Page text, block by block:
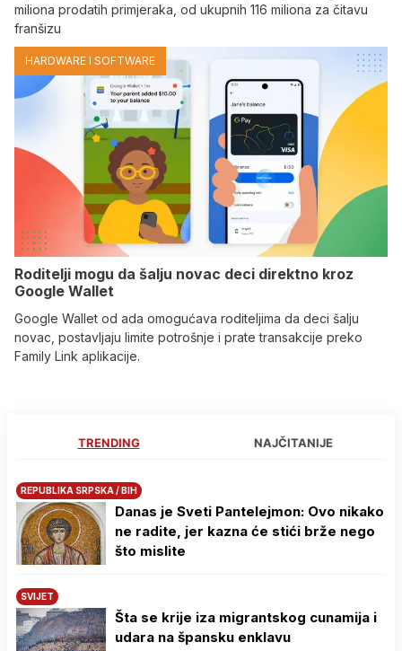
miliona prodatih primjeraka, od ukupnih 116 miliona za čitavu
franšizu
HARDWARE I SOFTWARE
Roditelji mogu da šalju novac deci direktno kroz
Google Wallet
Google Wallet od ada omogućava roditeljima da deci šalju
novac, postavljaju limite potrošnje i prate transakcije preko
Family Link aplikacije.
TRENDING NAJČITANIJE
REPUBLIKA SRPSKA / BIH
Danas je Sveti Pantelejmon: Ovo nikako
ne radite, jer kazna će stići brže nego
što mislite
SVIJET
Šta se krije iza migrantskog cunamija i
udara na špansku enklavu